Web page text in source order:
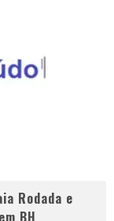
Rodada e
BH